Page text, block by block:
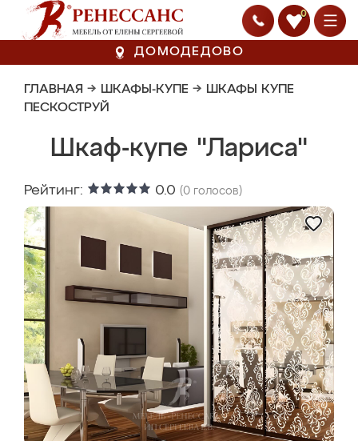
0
ДОМОДЕДОВО
ГЛАВНАЯ → ШКАФЫ-КУПЕ → ШКАФЫ КУПЕ
ПЕСКОСТРУЙ
Шкаф-купе "Лариса"
Рейтинг: 0.0 (0 голосов)